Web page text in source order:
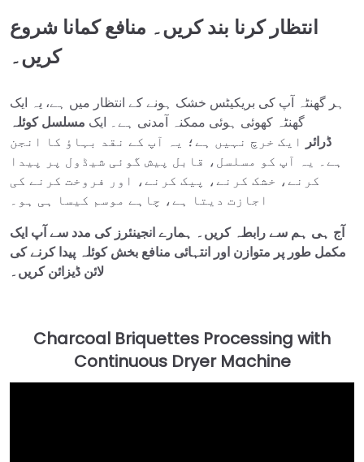
انتظار کرنا بند کریں۔ منافع کمانا شروع
کریں۔
ہر گھنٹہ آپ کی بریکیٹس خشک ہونے کے انتظار میں ہے، یہ ایک
گھنٹہ کھوئی ہوئی ممکنہ آمدنی ہے۔ ایک مسلسل کوئلہ
ڈرائر ایک خرچ نہیں ہے؛ یہ آپ کے نقد بہاؤ کا انجن
ہے۔ یہ آپ کو مسلسل، قابل پیش گوئی شیڈول پر پیدا
کرنے، خشک کرنے، پیک کرنے، اور فروخت کرنے کی
اجازت دیتا ہے، چاہے موسم کیسا ہی ہو۔
آج ہی ہم سے رابطہ کریں۔ ہمارے انجینئرز کی مدد سے آپ ایک
مکمل طور پر متوازن اور انتہائی منافع بخش کوئلہ پیدا کرنے کی
لائن ڈیزائن کریں۔